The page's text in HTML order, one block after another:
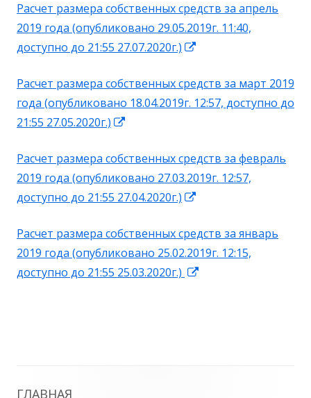
новом
окне
Расчет размера собственных средств за апрель
2019 года (опубликовано 29.05.2019г. 11:40,
доступно до 21:55 27.07.2020г.)
новом
окне
Расчет размера собственных средств за март 2019
года (опубликовано 18.04.2019г. 12:57, доступно до
21:55 27.05.2020г.)
новом
окне
Расчет размера собственных средств за февраль
2019 года (опубликовано 27.03.2019г. 12:57,
доступно до 21:55 27.04.2020г.)
новом
окне
Расчет размера собственных средств за январь
2019 года (опубликовано 25.02.2019г. 12:15,
доступно до 21:55 25.03.2020г.)
ГЛАВНАЯ